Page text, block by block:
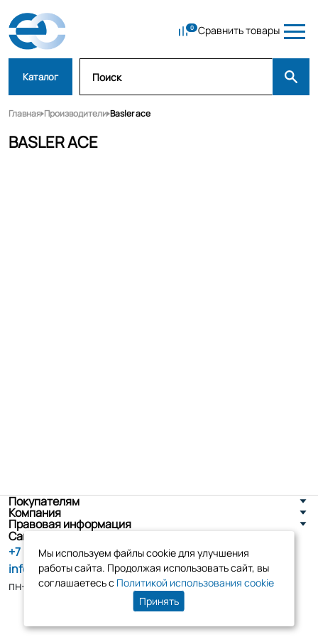
Сравнить товары
Каталог
Главная Производители Basler ace
BASLER ACE
Покупателям
Компания
Правовая информация
Санкт-Петербург, ул. Новоселов д. 8
+7 (800) 555-86-90
info@tk-elko.ru
пн-пт, 10:00 - 18:00
Мы используем файлы cookie для улучшения
работы сайта. Продолжая использовать сайт, вы
соглашаетесь с Политикой использования cookie
Принять